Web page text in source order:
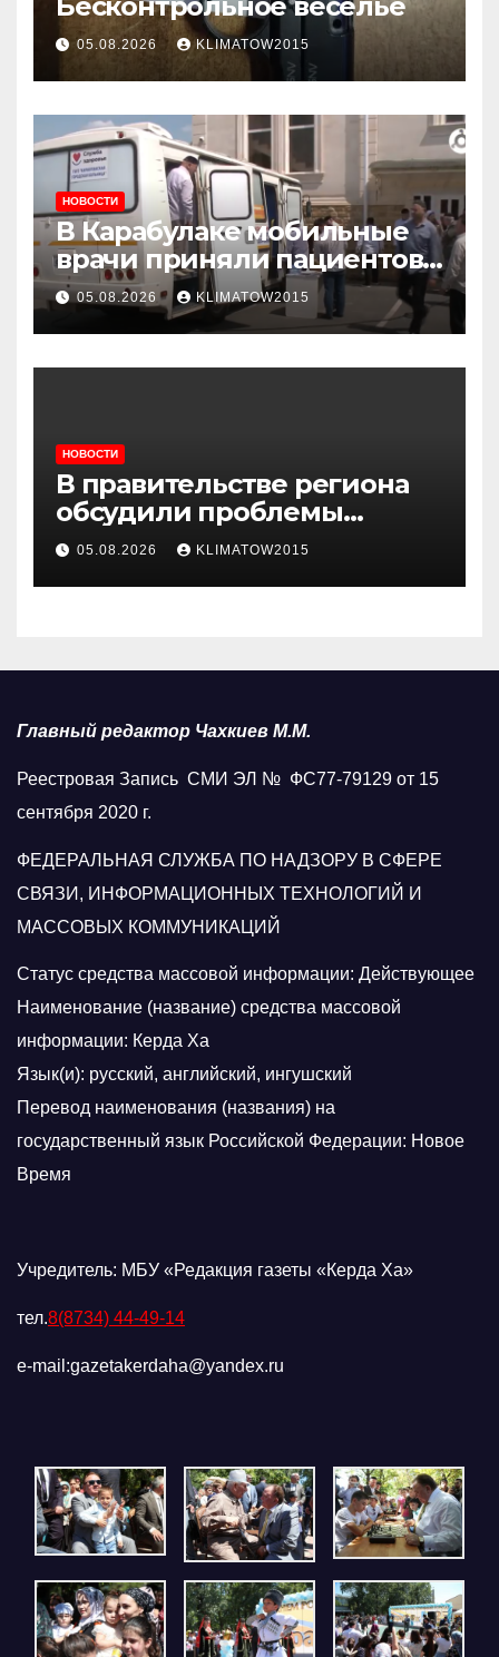
05.08.2026 KLIMATOW2015
НОВОСТИ
В Карабулаке мобильные
врачи приняли пациентов
у стен мечети
05.08.2026 KLIMATOW2015
НОВОСТИ
В правительстве региона
обсудили проблемы
водоснабжения Карабулака
05.08.2026 KLIMATOW2015
Главный редактор Чахкиев М.М.
Реестровая Запись СМИ ЭЛ № ФС77-79129 от 15
сентября 2020 г.
ФЕДЕРАЛЬНАЯ СЛУЖБА ПО НАДЗОРУ В СФЕРЕ
СВЯЗИ, ИНФОРМАЦИОННЫХ ТЕХНОЛОГИЙ И
МАССОВЫХ КОММУНИКАЦИЙ
Статус средства массовой информации: Действующее
Наименование (название) средства массовой
информации: Керда Ха
Язык(и): русский, английский, ингушский
Перевод наименования (названия) на
государственный язык Российской Федерации: Новое
Время
Учредитель: МБУ «Редакция газеты «Керда Ха»
тел.8(8734) 44-49-14
e-mail:gazetakerdaha@yandex.ru